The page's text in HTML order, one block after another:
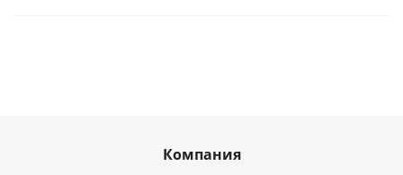
Компания